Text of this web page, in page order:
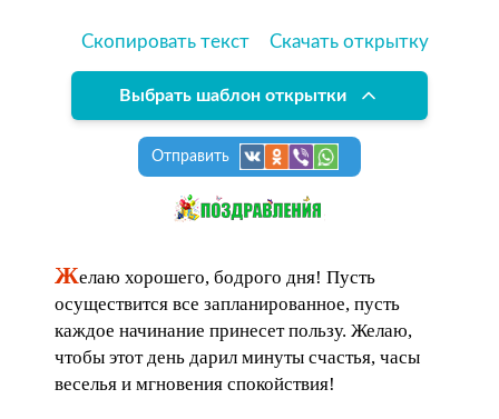
Скопировать текст Скачать открытку
Выбрать шаблон открытки
Отправить
Желаю хорошего, бодрого дня! Пусть
осуществится все запланированное, пусть
каждое начинание принесет пользу. Желаю,
чтобы этот день дарил минуты счастья, часы
веселья и мгновения спокойствия!